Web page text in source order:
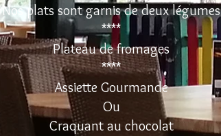
Nos plats sont garnis de deux légumes
****
Plateau de fromages
****
Assiette Gourmande
Ou
Craquant au chocolat